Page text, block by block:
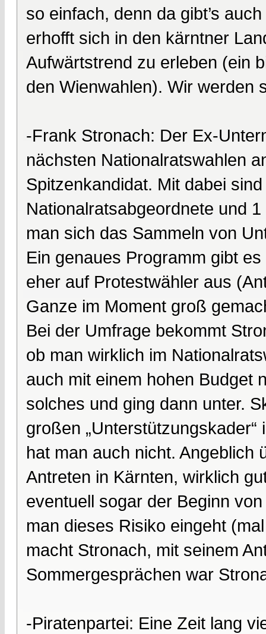
so einfach, denn da gibt’s
erhofft sich in den kärntner
Aufwärtstrend zu erleben (ein
den Wienwahlen). Wir werden
-Frank Stronach: Der Ex-
nächsten Nationalratswahlen
Spitzenkandidat. Mit dabei
Nationalratsabgeordnete und
man sich das Sammeln von
Ein genaues Programm gibt
eher auf Protestwähler aus
Ganze im Moment groß
Bei der Umfrage bekommt
ob man wirklich im
auch mit einem hohen Budget
solches und ging dann unter.
großen
hat man auch nicht. Angeblich
Antreten in Kärnten, wirklich
eventuell sogar der Beginn
man dieses Risiko eingeht
macht Stronach, mit seinem
Sommergesprächen war
-Piratenpartei: Eine Zeit lang